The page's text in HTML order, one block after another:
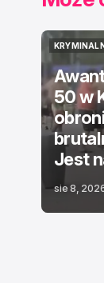
50 w
Jest
sie 8,